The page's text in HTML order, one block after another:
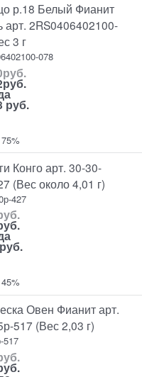
р.18 Белый Фианит
арт. 2RS0406402100-
3 г
078
руб.
руб.
руб.
Конго арт. 30-30-
(Вес около 4,01 г)
427
Овен Фианит арт.
517 (Вес 2,03 г)
517